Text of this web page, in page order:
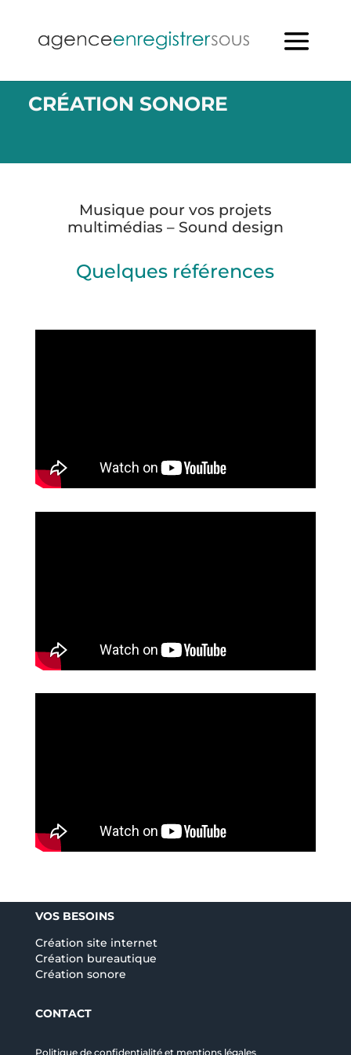
CRÉATION SONORE
Musique pour vos projets
multimédias – Sound design
Quelques références
VOS BESOINS
Création site internet
Création bureautique
Création sonore
CONTACT
Politique de confidentialité et mentions légales